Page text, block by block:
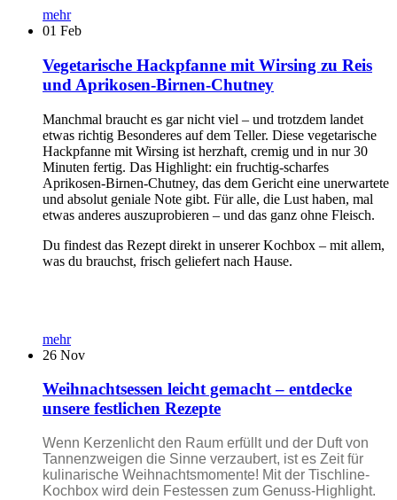
mehr
01 Feb
Vegetarische Hackpfanne mit Wirsing zu Reis
und Aprikosen-Birnen-Chutney
Manchmal braucht es gar nicht viel – und trotzdem landet
etwas richtig Besonderes auf dem Teller. Diese vegetarische
Hackpfanne mit Wirsing ist herzhaft, cremig und in nur 30
Minuten fertig. Das Highlight: ein fruchtig-scharfes
Aprikosen-Birnen-Chutney, das dem Gericht eine unerwartete
und absolut geniale Note gibt. Für alle, die Lust haben, mal
etwas anderes auszuprobieren – und das ganz ohne Fleisch.
Du findest das Rezept direkt in unserer Kochbox – mit allem,
was du brauchst, frisch geliefert nach Hause.
mehr
26 Nov
Weihnachtsessen leicht gemacht – entdecke
unsere festlichen Rezepte
Wenn Kerzenlicht den Raum erfüllt und der Duft von
Tannenzweigen die Sinne verzaubert, ist es Zeit für
kulinarische Weihnachtsmomente! Mit der Tischline-
Kochbox wird dein Festessen zum Genuss-Highlight.